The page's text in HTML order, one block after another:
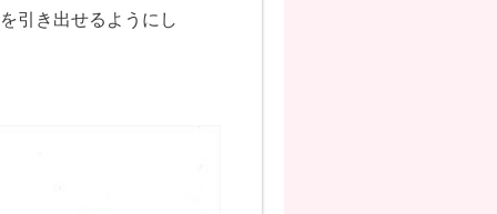
引き出せるようにし